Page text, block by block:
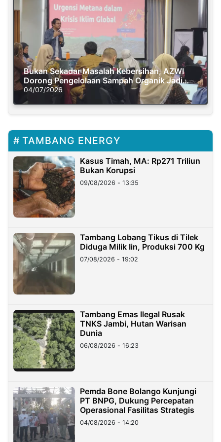
Bukan Sekadar Masalah Kebersihan, AZWI
Dorong Pengelolaan Sampah Organik Jadi
Solusi Krisis Iklim
04/07/2026
TAMBANG ENERGY
Kasus Timah, MA: Rp271 Triliun
Bukan Korupsi
09/08/2026 - 13:35
Tambang Lobang Tikus di Tilek
Diduga Milik Iin, Produksi 700 Kg
07/08/2026 - 19:02
Tambang Emas Ilegal Rusak
TNKS Jambi, Hutan Warisan
Dunia
06/08/2026 - 16:23
Pemda Bone Bolango Kunjungi
PT BNPG, Dukung Percepatan
Operasional Fasilitas Strategis
04/08/2026 - 14:20